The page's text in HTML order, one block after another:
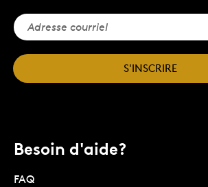
S'INSCRIRE
Besoin d'aide?
FAQ